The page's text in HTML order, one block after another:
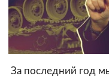
За последний год